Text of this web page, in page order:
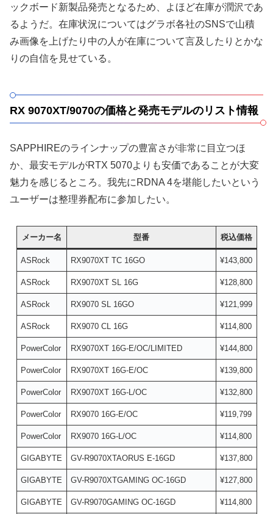
ックボード新製品発売となるため、よほど在庫が潤沢であ
るようだ。在庫状況についてはグラボ各社のSNSで山積
み画像を上げたり中の人が在庫について言及したりとかな
りの自信を見せている。
RX 9070XT/9070の価格と発売モデルのリスト情報
SAPPHIREのラインナップの豊富さが非常に目立つほ
か、最安モデルがRTX 5070よりも安価であることが大変
魅力を感じるところ。我先にRDNA 4を堪能したいという
ユーザーは整理券配布に参加したい。
メーカー名 型番 税込価格
ASRock RX9070XT TC 16GO ¥143,800
ASRock RX9070XT SL 16G ¥128,800
ASRock RX9070 SL 16GO ¥121,999
ASRock RX9070 CL 16G ¥114,800
PowerColor RX9070XT 16G-E/OC/LIMITED ¥144,800
PowerColor RX9070XT 16G-E/OC ¥139,800
PowerColor RX9070XT 16G-L/OC ¥132,800
PowerColor RX9070 16G-E/OC ¥119,799
PowerColor RX9070 16G-L/OC ¥114,800
GIGABYTE GV-R9070XTAORUS E-16GD ¥137,800
GIGABYTE GV-R9070XTGAMING OC-16GD ¥127,800
GIGABYTE GV-R9070GAMING OC-16GD ¥114,800